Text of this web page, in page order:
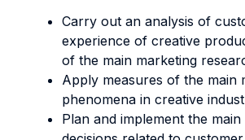
Carry out an analysis of
experience of creative
of the main marketing
Apply measures of the main
phenomena in creative
Plan and implement the